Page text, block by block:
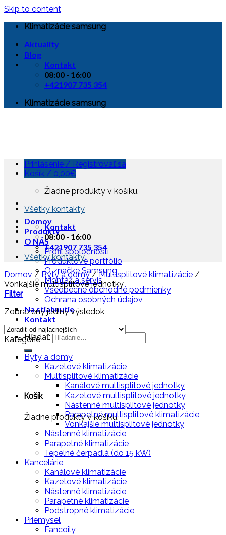
Skip to content
Klimatizácie samsung
Aktuality
Blog
Kontakt
08:00 - 16:00
+421907 735 354
Klimatizácie samsung
Domov
Produkty
O NÁS
Profil spoločnosti
Produktové portfólio
O značke Samsung
Montáž a servis
Všeobecné obchodné podmienky
Ochrana osobných údajov
Na stiahnutie
Kontakt
Hľadať:
Košík
Žiadne produkty v košíku.
Prihlásenie / Registrovať sa
Košík / 0,00€
Žiadne produkty v košíku.
Všetky kontakty
Kontakt
08:00 - 16:00
+421907 735 354
Všetky kontakty
Domov / Byty a domy / Multisplitové klimatizácie /
Vonkajšie multisplitové jednotky
Filter
Zobrazený jediný výsledok
Kategórie
Byty a domy
Kazetové klimatizácie
Multisplitové klimatizácie
Kanálové multisplitové jednotky
Kazetové multisplitové jednotky
Nástenné multisplitové jednotky
Parapetné multisplitové klimatizácie
Vonkajšie multisplitové jednotky
Nástenné klimatizácie
Parapetné klimatizácie
Tepelné čerpadlá (do 15 kW)
Kancelárie
Kanálové klimatizácie
Kazetové klimatizácie
Nástenné klimatizácie
Parapetné klimatizácie
Podstropné klimatizácie
Priemysel
Fancoily